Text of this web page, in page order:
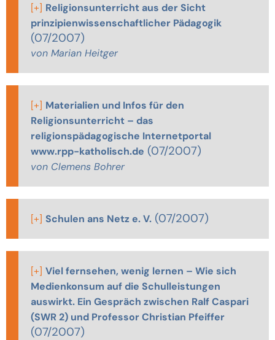
[+] Religionsunterricht aus der Sicht
prinzipienwissenschaftlicher Pädagogik
(07/2007)
von Marian Heitger
[+] Materialien und Infos für den
Religionsunterricht – das
religionspädagogische Internetportal
www.rpp-katholisch.de (07/2007)
von Clemens Bohrer
[+] Schulen ans Netz e. V. (07/2007)
[+] Viel fernsehen, wenig lernen – Wie sich
Medienkonsum auf die Schulleistungen
auswirkt. Ein Gespräch zwischen Ralf Caspari
(SWR 2) und Professor Christian Pfeiffer
(07/2007)